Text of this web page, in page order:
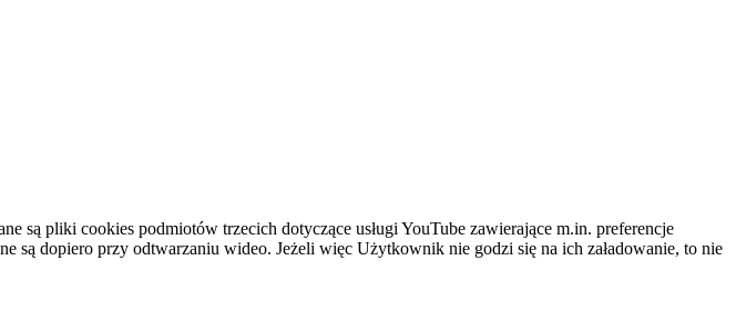
są pliki cookies podmiotów trzecich dotyczące usługi YouTube zawierające m.in. preferencje
dopiero przy odtwarzaniu wideo. Jeżeli więc Użytkownik nie godzi się na ich załadowanie, to nie